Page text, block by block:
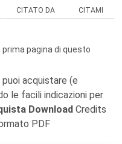
CITATO DA CITAMI
pagina di questo
acquistare (e
le facili indicazioni per
Download Credits
PDF